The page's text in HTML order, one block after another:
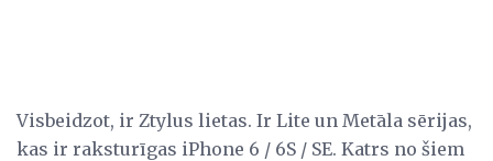
Visbeidzot, ir Ztylus lietas. Ir Lite un Metāla sērijas,
kas ir raksturīgas iPhone 6 / 6S / SE. Katrs no šiem